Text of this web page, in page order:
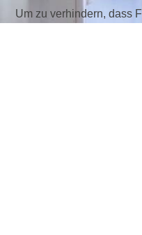
Um zu verhindern, dass